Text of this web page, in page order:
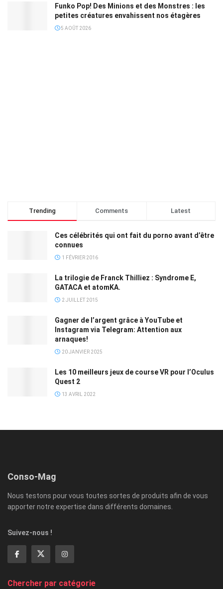
Funko Pop! Des Minions et des Monstres : les
petites créatures envahissent nos étagères
5 AOÛT 2026
Trending Comments Latest
Ces célébrités qui ont fait du porno avant d’être
connues
1 FÉVRIER 2016
La trilogie de Franck Thilliez : Syndrome E,
GATACA et atomKA.
2 JUILLET 2015
Gagner de l’argent grâce à YouTube et
Instagram via Telegram: Attention aux
arnaques!
20 JANVIER 2025
Les 10 meilleurs jeux de course VR pour l’Oculus
Quest 2
13 AVRIL 2022
Conso-Mag
Nous testons pour vous toutes sortes de produits afin de vous
apporter notre expertise dans différents domaines.
Suivez-nous !
Chercher par catégorie